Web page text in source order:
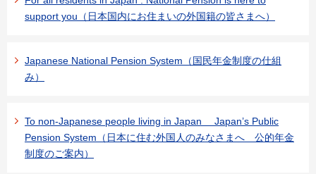
support you（日本国内にお住まいの外国籍の皆さまへ）
Japanese National Pension System（国民年金制度の仕組
み）
To non-Japanese people living in Japan Japan’s Public
Pension System（日本に住む外国人のみなさまへ 公的年金
制度のご案内）